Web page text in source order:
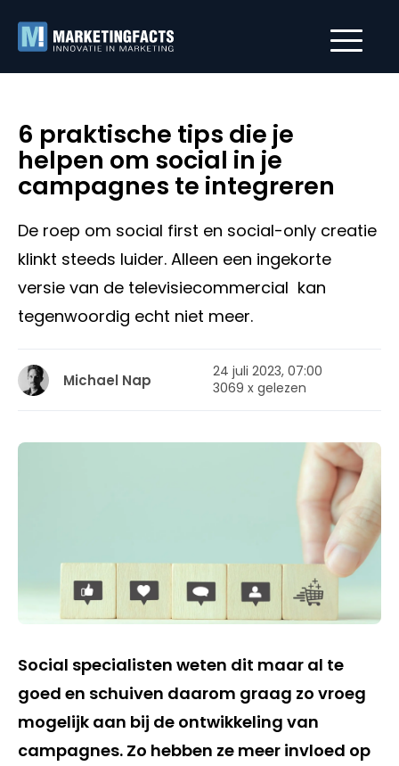
6 praktische tips die je
helpen om social in je
campagnes te integreren
De roep om social first en social-only creatie
klinkt steeds luider. Alleen een ingekorte
versie van de televisiecommercial kan
tegenwoordig echt niet meer.
Michael Nap
24 juli 2023, 07:00
3069 x gelezen
Social specialisten weten dit maar al te
goed en schuiven daarom graag zo vroeg
mogelijk aan bij de ontwikkeling van
campagnes. Zo hebben ze meer invloed op